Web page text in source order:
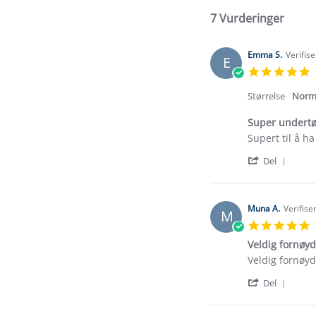
7 Vurderinger
E Emma S.
Størrelse
Super
Review
Emma
on
Jul
2024
review
Super
Supert til å
Del
S.
on
19
Jul
2024
M Muna A.
Veldig fornøyd
Review
Muna
on
review
Veldig
Veldig fornøyd
Del